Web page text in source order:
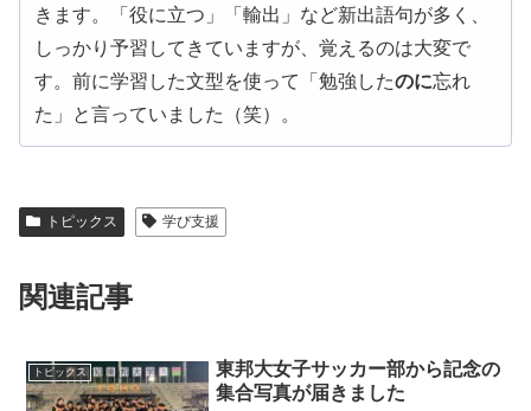
きます。「役に立つ」「輸出」など新出語句が多く、
しっかり予習してきていますが、覚えるのは大変で
す。前に学習した文型を使って「勉強したのに忘れ
た」と言っていました（笑）。
トピックス 学び支援
関連記事
トピックス
東邦大女子サッカー部から記念の
集合写真が届きました